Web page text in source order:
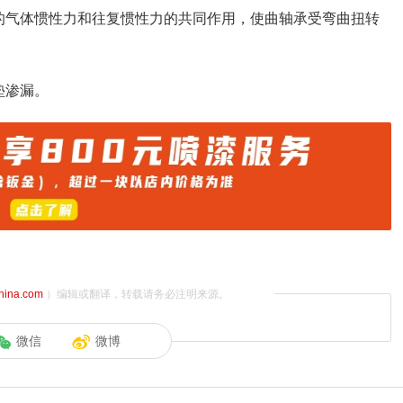
体惯性力和往复惯性力的共同作用，使曲轴承受弯曲扭转
漏。
）编辑或翻译，转载请务必注明来源。
微信 微博